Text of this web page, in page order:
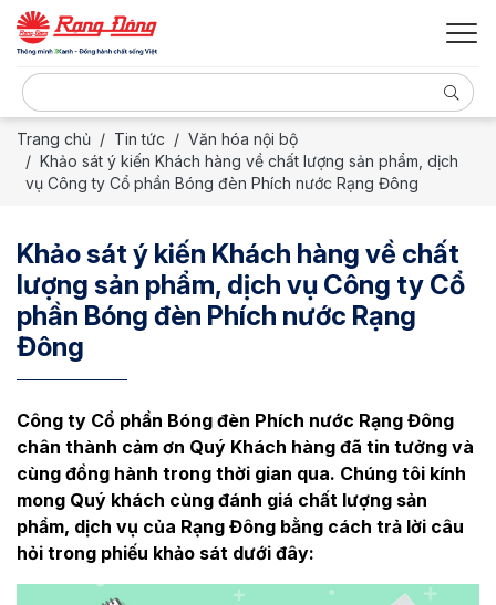
Trang chủ Tin tức
Văn hóa nội bộ
Khảo sát ý kiến Khách hàng về chất lượng sản phẩm, dịch
vụ Công ty Cổ phần Bóng đèn Phích nước Rạng Đông
Khảo sát ý kiến Khách hàng về chất
lượng sản phẩm, dịch vụ Công ty Cổ
phần Bóng đèn Phích nước Rạng
Đông
Công ty Cổ phần Bóng đèn Phích nước Rạng Đông
chân thành cảm ơn Quý Khách hàng đã tin tưởng và
cùng đồng hành trong thời gian qua. Chúng tôi kính
mong Quý khách cùng đánh giá chất lượng sản
phẩm, dịch vụ của Rạng Đông bằng cách trả lời câu
hỏi trong phiếu khảo sát dưới đây: